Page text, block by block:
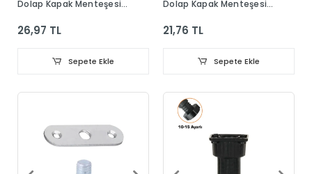
Dolap Kapak Menteşesi
26,97 TL
Sepete Ekle
Dolap Kapak Menteşesi
21,76 TL
Sepete Ekle